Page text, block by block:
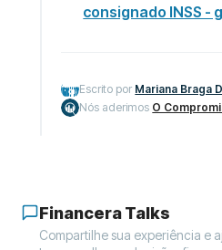
consignado INSS -
Escrito por Mariana Braga
Nós aderimos O
Financera Talks
Compartilhe sua experiência e